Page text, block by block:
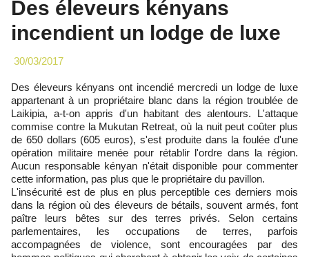
Des éleveurs kényans
incendient un lodge de luxe
30/03/2017
Des éleveurs kényans ont incendié mercredi un lodge de luxe
appartenant à un propriétaire blanc dans la région troublée de
Laikipia, a-t-on appris d'un habitant des alentours. L'attaque
commise contre la Mukutan Retreat, où la nuit peut coûter plus
de 650 dollars (605 euros), s'est produite dans la foulée d'une
opération militaire menée pour rétablir l'ordre dans la région.
Aucun responsable kényan n'était disponible pour commenter
cette information, pas plus que le propriétaire du pavillon.
L'insécurité est de plus en plus perceptible ces derniers mois
dans la région où des éleveurs de bétails, souvent armés, font
paître leurs bêtes sur des terres privés. Selon certains
parlementaires, les occupations de terres, parfois
accompagnées de violence, sont encouragées par des